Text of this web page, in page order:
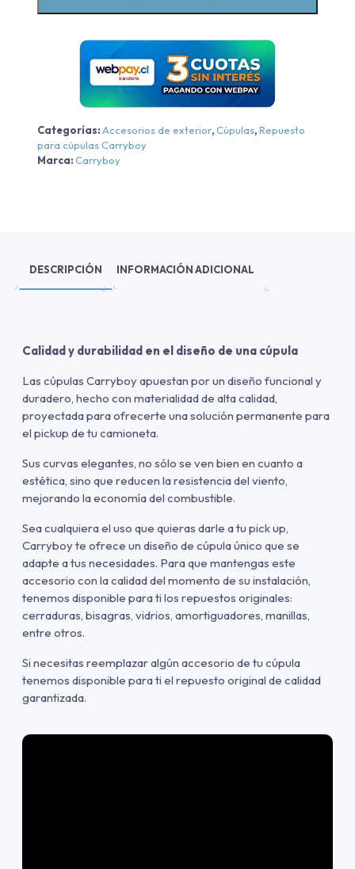
Categorías:Accesorios de exterior,Cúpulas,Repuesto
para cúpulas Carryboy
Marca:Carryboy
DESCRIPCIÓN INFORMACIÓN ADICIONAL
Calidad y durabilidad en el diseño de una cúpula
Las cúpulas Carryboy apuestan por un diseño funcional y
duradero, hecho con materialidad de alta calidad,
proyectada para ofrecerte una solución permanente para
el pickup de tu camioneta.
Sus curvas elegantes, no sólo se ven bien en cuanto a
estética, sino que reducen la resistencia del viento,
mejorando la economía del combustible.
Sea cualquiera el uso que quieras darle a tu pick up,
Carryboy te ofrece un diseño de cúpula único que se
adapte a tus necesidades. Para que mantengas este
accesorio con la calidad del momento de su instalación,
tenemos disponible para ti los repuestos originales:
cerraduras, bisagras, vidrios, amortiguadores, manillas,
entre otros.
Si necesitas reemplazar algún accesorio de tu cúpula
tenemos disponible para ti el repuesto original de calidad
garantizada.